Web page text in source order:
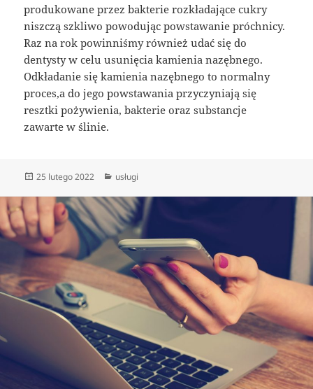
produkowane przez bakterie rozkładające cukry
niszczą szkliwo powodując powstawanie próchnicy.
Raz na rok powinniśmy również udać się do
dentysty w celu usunięcia kamienia nazębnego.
Odkładanie się kamienia nazębnego to normalny
proces,a do jego powstawania przyczyniają się
resztki pożywienia, bakterie oraz substancje
zawarte w ślinie.
Data
25 lutego 2022 Kategorie
usługi